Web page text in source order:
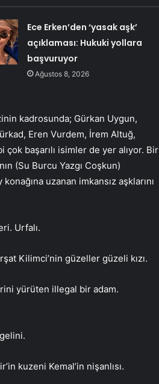
Ece Erken’den ‘yasak aşk’
açıklaması: Hukuki yollara
başvuruyor
Ağustos 8, 2026
kadrosunda; Gürkan Uygun,
Eren Vurdem, İrem Altuğ,
başarılı isimler de yer alıyor. Bir
(Su Burcu Yazgı Coşkun)
uzanan imkansız aşklarını
Urfalı.
Kilimci’nin güzeller güzeli kızı.
yürüten illegal bir adam.
kuzeni Kemal’in nişanlısı.